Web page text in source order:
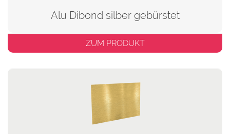
Alu Dibond silber gebürstet
ZUM PRODUKT